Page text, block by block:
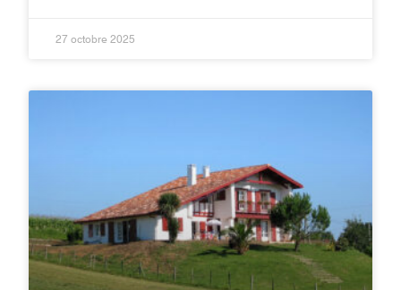
27 octobre 2025